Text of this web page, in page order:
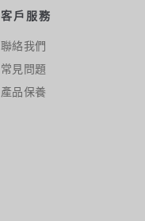
客戶服務
聯絡我們
常見問題
產品保養